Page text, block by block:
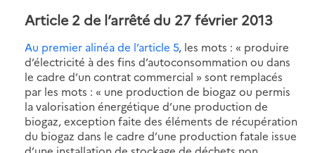
Article 2 de l’arrêté du 27 février 2013
Au premier alinéa de l’article 5, les mots : « produire
d’électricité à des fins d’autoconsommation ou dans
le cadre d’un contrat commercial » sont remplacés
par les mots : « une production de biogaz ou permis
la valorisation énergétique d’une production de
biogaz, exception faite des éléments de récupération
du biogaz dans le cadre d’une production fatale issue